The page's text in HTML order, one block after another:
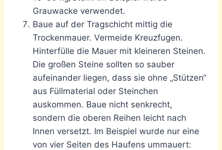
Grauwacke verwendet.
Baue auf der Tragschicht mittig die
Trockenmauer. Vermeide Kreuzfugen.
Hinterfülle die Mauer mit kleineren Steinen.
Die großen Steine sollten so sauber
aufeinander liegen, dass sie ohne „Stützen“
aus Füllmaterial oder Steinchen
auskommen. Baue nicht senkrecht,
sondern die oberen Reihen leicht nach
Innen versetzt. Im Beispiel wurde nur eine
von vier Seiten des Haufens ummauert: